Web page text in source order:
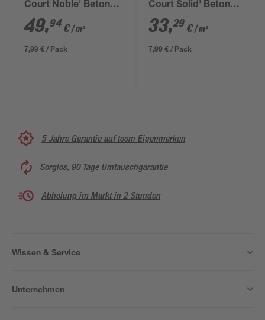
Court Noble' Beton
basaltfarben 40 x 40 x
4 cm
49,94 €/ m²
7,99 € / Pack
Court Solid' Beton
anthrazit 60 x 40 x 4
cm
33,29 €/ m²
7,99 € / Pack
5 Jahre Garantie auf toom Eigenmarken
Sorglos, 90 Tage Umtauschgarantie
Abholung im Markt in 2 Stunden
Wissen & Service
Unternehmen